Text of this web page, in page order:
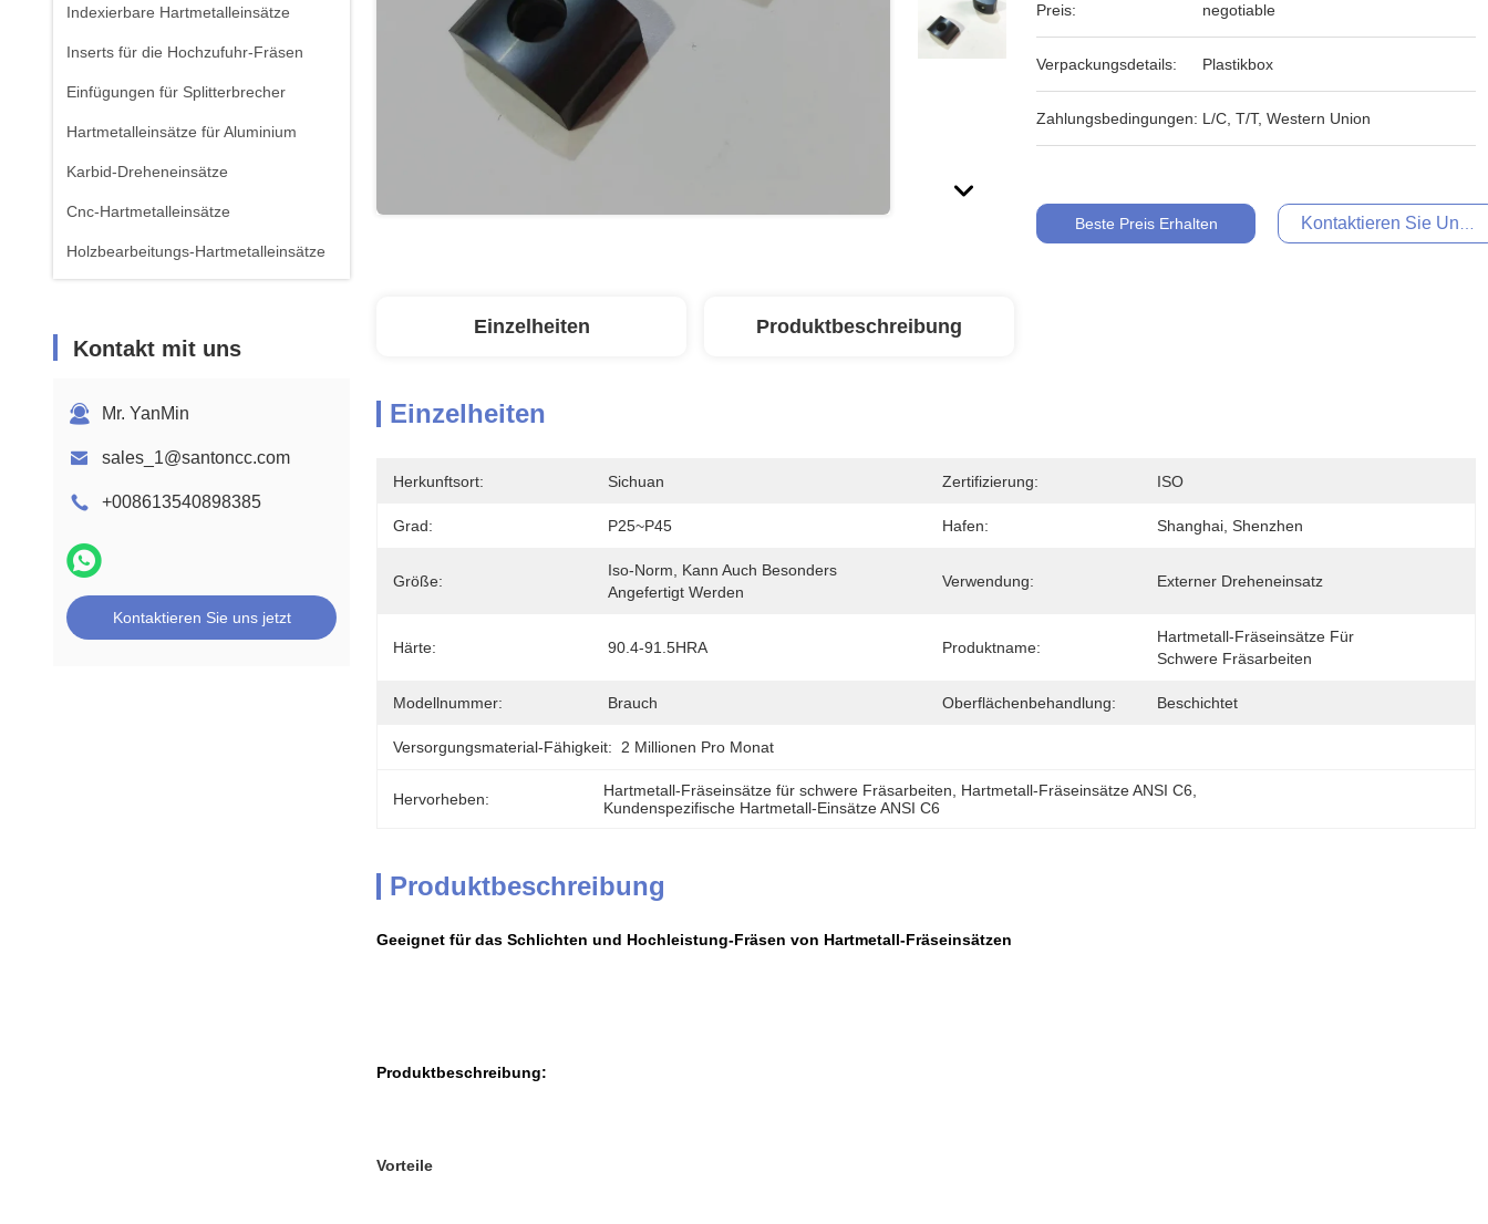
Indexierbare Hartmetalleinsätze
Inserts für die Hochzufuhr-Fräsen
Einfügungen für Splitterbrecher
Hartmetalleinsätze für Aluminium
Karbid-Dreheneinsätze
Cnc-Hartmetalleinsätze
Holzbearbeitungs-Hartmetalleinsätze
Kontakt mit uns
Mr. YanMin
sales_1@santoncc.com
+008613540898385
Kontaktieren Sie uns jetzt
Preis: negotiable
Verpackungsdetails: Plastikbox
Zahlungsbedingungen: L/C, T/T, Western Union
Beste Preis Erhalten Kontaktieren Sie Uns
Einzelheiten Produktbeschreibung
Einzelheiten
Herkunftsort: Sichuan Zertifizierung: ISO
Grad: P25~P45 Hafen: Shanghai, Shenzhen
Größe:
Iso-Norm, Kann Auch Besonders
Angefertigt Werden
Verwendung: Externer Dreheneinsatz
Härte: 90.4-91.5HRA Produktname:
Hartmetall-Fräseinsätze Für
Schwere Fräsarbeiten
Modellnummer: Brauch Oberflächenbehandlung: Beschichtet
Versorgungsmaterial-Fähigkeit: 2 Millionen Pro Monat
Hervorheben: Hartmetall-Fräseinsätze für schwere Fräsarbeiten Hartmetall-Fräseinsätze ANSI C6
Kundenspezifische Hartmetall-Einsätze ANSI C6
Produktbeschreibung
Geeignet für das Schlichten und Hochleistung-Fräsen von Hartmetall-Fräseinsätzen
Produktbeschreibung:
Vorteile